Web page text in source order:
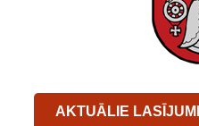
AKTUĀLIE